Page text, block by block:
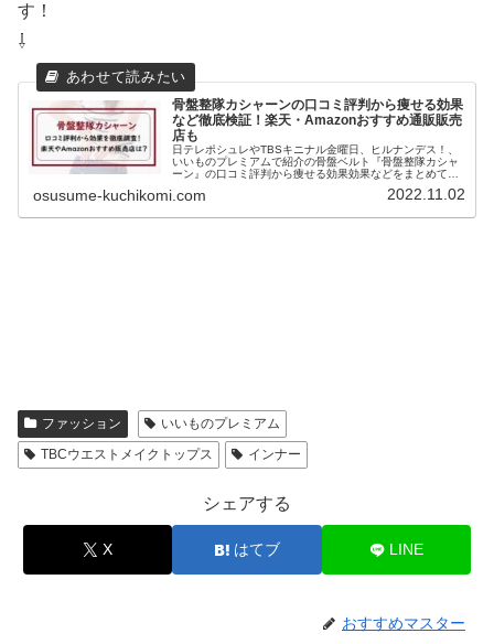
す！
⇩
骨盤整隊カシャーンの口コミ評判から痩せる効果
など徹底検証！楽天・Amazonおすすめ通販販売
店も
日テレポシュレやTBSキニナル金曜日、ヒルナンデス！、
いいものプレミアムで紹介の骨盤ベルト『骨盤整隊カシャ
ーン』の口コミ評判から痩せる効果効果などをまとめてみ
の骨盤ベルトで楽天でもすでに健...
osusume-kuchikomi.com 2022.11.02
ファッション
いいものプレミアム
TBCウエストメイクトップス
インナー
シェアする
X はてブ LINE
おすすめマスター